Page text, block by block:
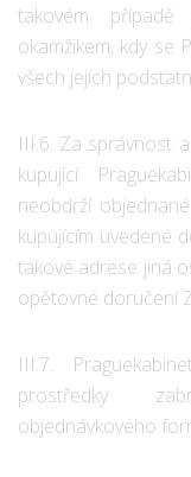
takovém
okamžikem, kdy se
všech jejích
III.6. Za správnost
kupující.
neobdrží
kupujícím uvedené
takové adrese jiná
opětovné doručení
III.7.
prostředky
objednávkového